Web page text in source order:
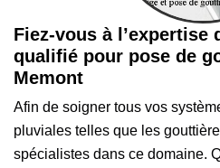
Fiez-vous à l’expertise
qualifié pour pose de
Memont
Afin de soigner tous vos
pluviales telles que les
spécialistes dans ce domaine.